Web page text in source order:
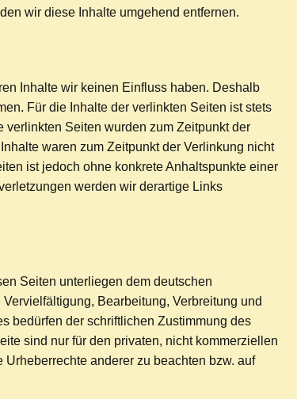
wir diese Inhalte umgehend entfernen.
Inhalte wir keinen Einfluss haben. Deshalb
Für die Inhalte der verlinkten Seiten ist stets
Seiten wurden zum Zeitpunkt der
waren zum Zeitpunkt der Verlinkung nicht
ist jedoch ohne konkrete Anhaltspunkte einer
werden wir derartige Links
Seiten unterliegen dem deutschen
Bearbeitung, Verbreitung und
bedürfen der schriftlichen Zustimmung des
sind nur für den privaten, nicht kommerziellen
anderer zu beachten bzw. auf